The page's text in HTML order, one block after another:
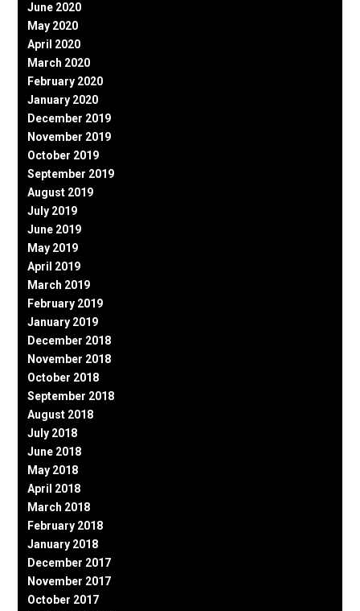
June 2020
May 2020
April 2020
March 2020
February 2020
January 2020
December 2019
November 2019
October 2019
September 2019
August 2019
July 2019
June 2019
May 2019
April 2019
March 2019
February 2019
January 2019
December 2018
November 2018
October 2018
September 2018
August 2018
July 2018
June 2018
May 2018
April 2018
March 2018
February 2018
January 2018
December 2017
November 2017
October 2017